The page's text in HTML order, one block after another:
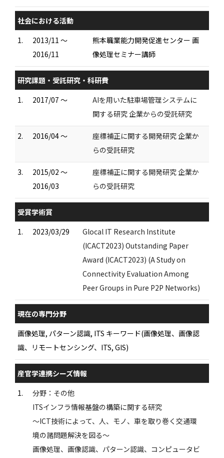
社会における活動
1.
2013/11 ～
2016/11
熊本職業能力開発促進センター 画
像処理セミナー講師
研究課題・受託研究・科研費
1.
2017/07 ～
AIを用いた駐車場管理システムに
関する研究 企業からの受託研究
2. 2016/04 ～
座標補正に関する開発研究 企業か
らの受託研究
3.
2015/02 ～
2016/03
座標補正に関する開発研究 企業か
らの受託研究
受賞学術賞
1.
2023/03/29
Glocal IT Research Institute
(ICACT2023) Outstanding Paper
Award (ICACT2023) (A Study on
Connectivity Evaluation Among
Peer Groups in Pure P2P Networks)
現在の専門分野
画像処理, パターン認識, ITS キーワード(画像処理、画像認
識、リモートセンシング、ITS, GIS)
産官学連携シーズ情報
1.
分野：その他
ITSインフラ情報基盤の構築に関する研究
〜ICT技術によって、人、モノ、車を取り巻く交通環
境の諸問題解決を図る〜
画像処理、画像認識、パターン認識、コンピュータビ